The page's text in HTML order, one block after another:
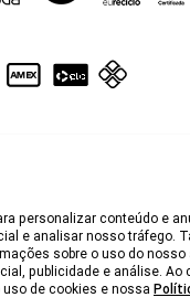
personalizar conteúdo e
e analisar nosso tráfego.
sobre o uso do
publicidade e análise. Ao
de cookies e nossa
@2025, MyBasic.com.br.
Rua Groenlândia, 1446 -